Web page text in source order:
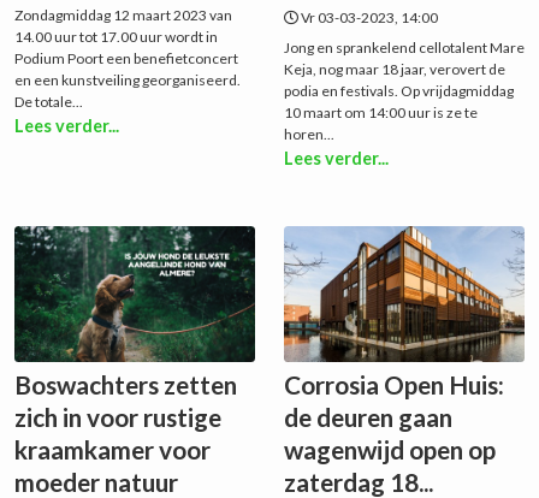
Zondagmiddag 12 maart 2023 van
14.00 uur tot 17.00 uur wordt in
Podium Poort een benefietconcert
en een kunstveiling georganiseerd.
De totale...
Lees verder...
Vr 03-03-2023, 14:00
Jong en sprankelend cellotalent Mare
Keja, nog maar 18 jaar, verovert de
podia en festivals. Op vrijdagmiddag
10 maart om 14:00 uur is ze te
horen...
Lees verder...
Boswachters zetten
zich in voor rustige
kraamkamer voor
moeder natuur
Corrosia Open Huis:
de deuren gaan
wagenwijd open op
zaterdag 18...